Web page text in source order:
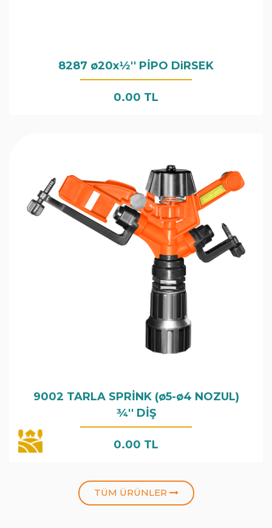
8287 ø20x1⁄2'' PİPO DiRSEK
0.00 TL
9002 TARLA SPRİNK (ø5-ø4 NOZUL)
3⁄4'' DİŞ
0.00 TL
TÜM ÜRÜNLER